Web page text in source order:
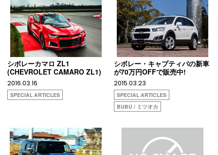
シボレーカマロ ZL1
(CHEVROLET CAMARO ZL1)
2016.03.16
SPECIAL ARTICLES
シボレー・キャプティバの新車
が70万円OFFで販売中!
2015.03.23
SPECIAL ARTICLES
BUBU / ミツオカ